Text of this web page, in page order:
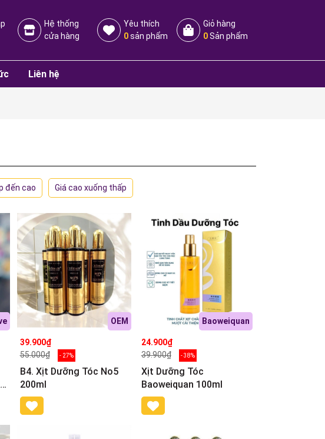
Hệ thống
cửa hàng
Yêu thích
0sản phẩm
Giỏ hàng
0Sản phẩm
Liên hệ
đến cao Giá cao xuống thấp
OEM
39.900₫
55.000₫
- 27%
B4. Xịt Dưỡng Tóc No5
200ml
Baoweiquan
24.900₫
39.900₫
- 38%
Xịt Dưỡng Tóc
Baoweiquan 100ml